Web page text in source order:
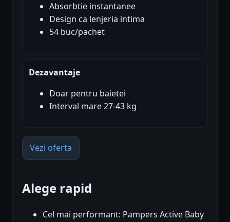
Absorbtie instantanee
Design ca lenjeria intima
54 buc/pachet
Dezavantaje
Doar pentru baietei
Interval mare 27-43 kg
Vezi oferta
Alege rapid
Cel mai performant: Pampers Active Baby